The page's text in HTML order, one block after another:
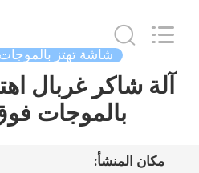
مسكن
Reserved.
شاشة تهتز
آلة شاكر غربال
بالموجات
مكان المنشأ: